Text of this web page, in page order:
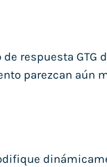
respuesta GTG
parezcan aún